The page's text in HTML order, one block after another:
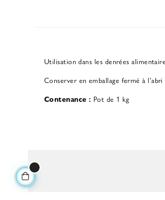
Utilisation dans les denrées
Conserver en emballage fermé à
Contenance : Pot de 1 kg